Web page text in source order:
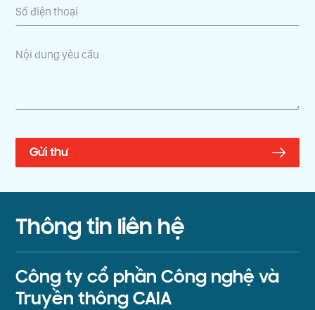
Thông tin liên hệ
Công ty cổ phần Công nghệ và
Truyền thông CAIA